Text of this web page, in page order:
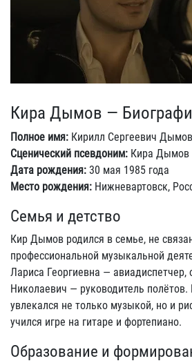
Кира Дымов —
Полное имя: Кирилл Сергеевич Дымов
Сценический псевдоним: Кира Дымов
Дата рождения: 30 мая 1985 года
Место рождения: Нижневартовск,
Семья и детство
Кир Дымов родился в семье, не
профессиональной музыкальной
Лариса Георгиевна — авиадиспетчер,
Николаевич — руководитель полётов.
увлекался не только музыкой, но и
учился игре на гитаре и фортепиано.
Образование и